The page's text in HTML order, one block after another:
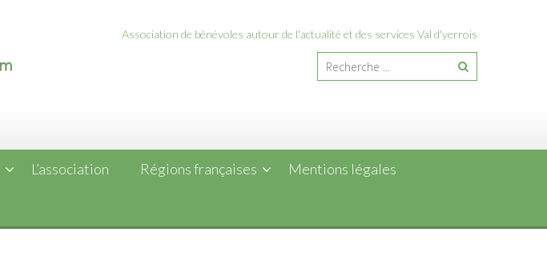
Association de bénévoles autour de l'actualité et des services Val d'yerrois
L’association Régions françaises Mentions légales